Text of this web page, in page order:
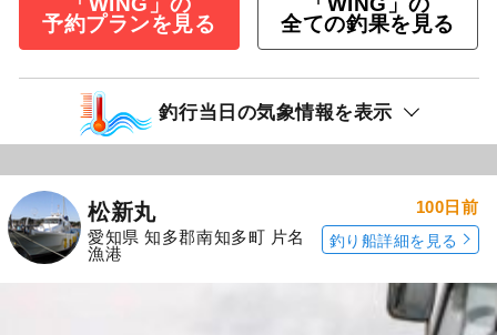
予約プランを見る
全ての釣果を見る
釣行当日の気象情報を表示
松新丸
愛知県 知多郡南知多町 片名
漁港
100日前
釣り船詳細を見る